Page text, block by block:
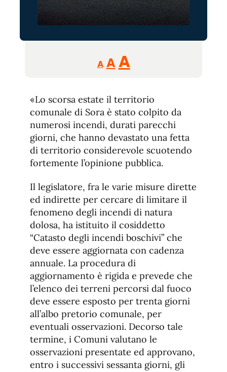
A
Reducir
tamaño
A Restablecer
de
fuente
AAumentar
de
fuente.
«Lo scorsa estate il territorio
comunale di Sora è stato colpito da
numerosi incendi, durati parecchi
giorni, che hanno devastato una fetta
di territorio considerevole scuotendo
fortemente l’opinione pubblica.
Il legislatore, fra le varie misure dirette
ed indirette per cercare di limitare il
fenomeno degli incendi di natura
dolosa, ha istituito il cosiddetto
“Catasto degli incendi boschivi” che
deve essere aggiornata con cadenza
annuale. La procedura di
aggiornamento è rigida e prevede che
l’elenco dei terreni percorsi dal fuoco
deve essere esposto per trenta giorni
all’albo pretorio comunale, per
eventuali osservazioni. Decorso tale
termine, i Comuni valutano le
osservazioni presentate ed approvano,
entro i successivi sessanta giorni, gli